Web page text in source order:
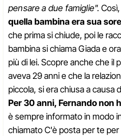
pensare a due famiglie".
quella bambina era sua
che prima si chiude, poi le
bambina si chiama Giada e
più di lei. Scopre anche che il
aveva 29 anni e che la
piccola, si era chiusa a causa
Per 30 anni, Fernando non
è sempre informato in modo
chiamato C'è posta per te